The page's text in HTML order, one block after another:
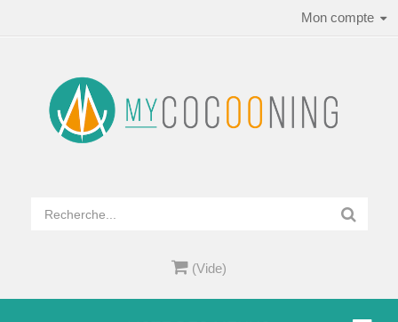
Mon compte
(Vide)